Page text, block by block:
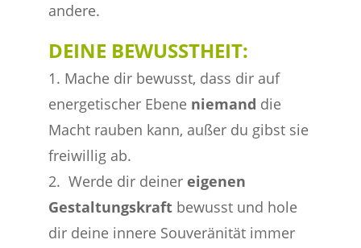
andere.
DEINE BEWUSSTHEIT:
1. Mache dir bewusst, dass dir auf
energetischer Ebene niemand die
Macht rauben kann, außer du gibst sie
freiwillig ab.
2. Werde dir deiner eigenen
Gestaltungskraftbewusst und hole
dir deine innere Souveränität immer